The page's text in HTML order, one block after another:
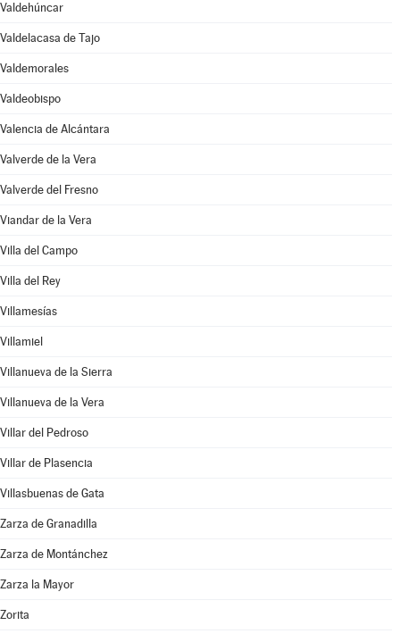
Valdehúncar
Valdelacasa de Tajo
Valdemorales
Valdeobispo
Valencia de Alcántara
Valverde de la Vera
Valverde del Fresno
Viandar de la Vera
Villa del Campo
Villa del Rey
Villamesías
Villamiel
Villanueva de la Sierra
Villanueva de la Vera
Villar del Pedroso
Villar de Plasencia
Villasbuenas de Gata
Zarza de Granadilla
Zarza de Montánchez
Zarza la Mayor
Zorita